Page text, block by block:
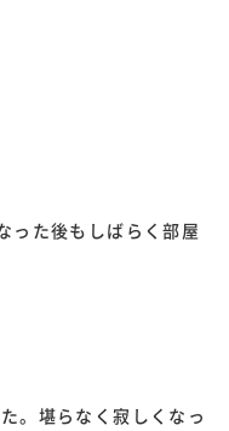
った後もしばらく部屋
。堪らなく寂しくなっ